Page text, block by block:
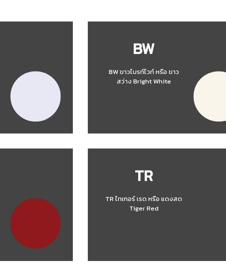
BW
BW ขาวไบรท์ไวท์ หรือ ขาว
สว่าง Bright White
TR
TR ไทเกอร์ เรด หรือ แดงสด
Tiger Red